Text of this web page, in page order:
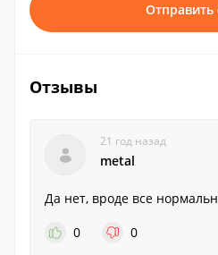
Отправить
Отзывы
21 год назад
metal
Да нет, вроде все
0
0